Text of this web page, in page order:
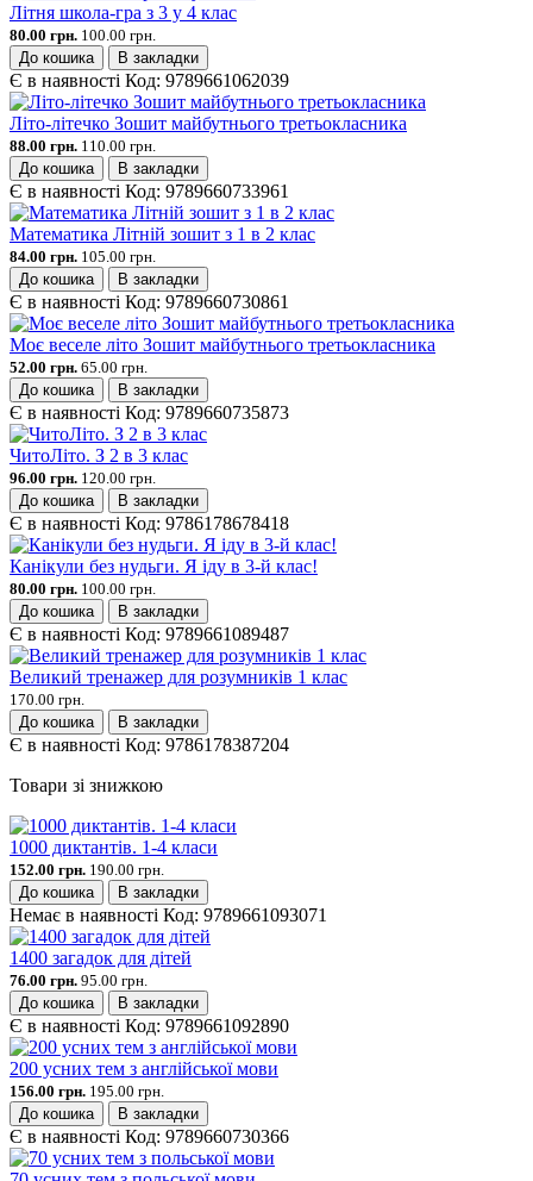
Літня школа-гра з 3 у 4 клас
80.00 грн. 100.00 грн.
До кошика
В закладки
Є в наявності Код: 9789661062039
Літо-літечко Зошит майбутнього третьокласника
88.00 грн. 110.00 грн.
До кошика
В закладки
Є в наявності Код: 9789660733961
Математика Літній зошит з 1 в 2 клас
84.00 грн. 105.00 грн.
До кошика
В закладки
Є в наявності Код: 9789660730861
Моє веселе літо Зошит майбутнього третьокласника
52.00 грн. 65.00 грн.
До кошика
В закладки
Є в наявності Код: 9789660735873
ЧитоЛіто. З 2 в 3 клас
96.00 грн. 120.00 грн.
До кошика
В закладки
Є в наявності Код: 9786178678418
Канікули без нудьги. Я іду в 3-й клас!
80.00 грн. 100.00 грн.
До кошика
В закладки
Є в наявності Код: 9789661089487
Великий тренажер для розумників 1 клас
170.00 грн.
До кошика
В закладки
Є в наявності Код: 9786178387204
Товари зі знижкою
1000 диктантів. 1-4 класи
152.00 грн. 190.00 грн.
До кошика
В закладки
Немає в наявності Код: 9789661093071
1400 загадок для дітей
76.00 грн. 95.00 грн.
До кошика
В закладки
Є в наявності Код: 9789661092890
200 усних тем з англійської мови
156.00 грн. 195.00 грн.
До кошика
В закладки
Є в наявності Код: 9789660730366